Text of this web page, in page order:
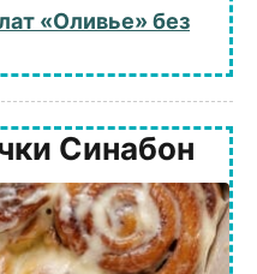
«Оливье» без
Синабон